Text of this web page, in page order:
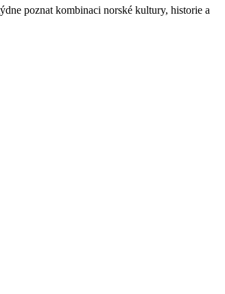
poznat kombinaci norské kultury, historie a